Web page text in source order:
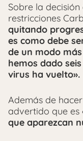
Sobre la
restricciones
quitando
es como debe
de un modo
hemos dado
virus ha vuelto».
Además de
advertido que es
que aparezcan